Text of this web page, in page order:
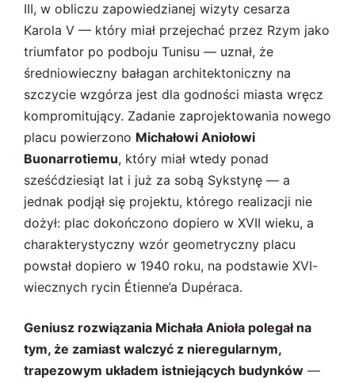
III, w obliczu zapowiedzianej wizyty cesarza
Karola V — który miał przejechać przez Rzym jako
triumfator po podboju Tunisu — uznał, że
średniowieczny bałagan architektoniczny na
szczycie wzgórza jest dla godności miasta wręcz
kompromitujący. Zadanie zaprojektowania nowego
placu powierzono Michałowi Aniołowi
Buonarrotiemu, który miał wtedy ponad
sześćdziesiąt lat i już za sobą Sykstynę — a
jednak podjął się projektu, którego realizacji nie
dożył: plac dokończono dopiero w XVII wieku, a
charakterystyczny wzór geometryczny placu
powstał dopiero w 1940 roku, na podstawie XVI-
wiecznych rycin Étienne’a Dupéraca.
Geniusz rozwiązania Michała Anioła polegał na
tym, że zamiast walczyć z nieregularnym,
trapezowym układem istniejących budynków —